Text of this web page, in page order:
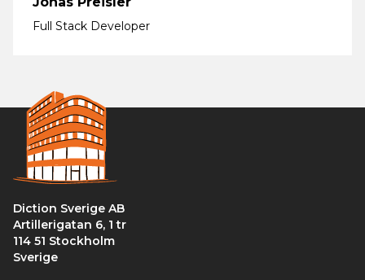
Full Stack Developer
Diction Sverige AB
Artillerigatan 6, 1 tr
114 51 Stockholm
Sverige